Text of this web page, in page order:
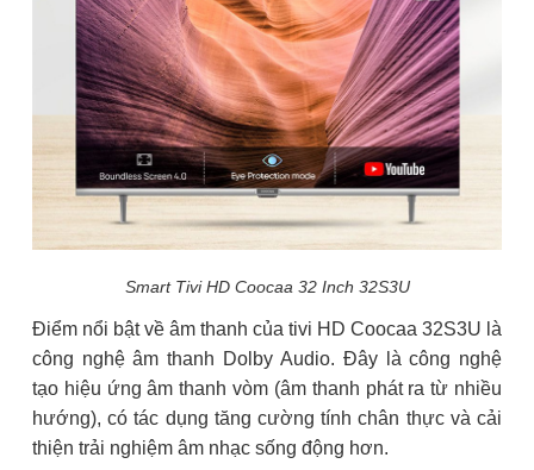
Smart Tivi HD Coocaa 32 Inch 32S3U
Điểm nổi bật về âm thanh của tivi HD Coocaa 32S3U là
công nghệ âm thanh Dolby Audio. Đây là công nghệ
tạo hiệu ứng âm thanh vòm (âm thanh phát ra từ nhiều
hướng), có tác dụng tăng cường tính chân thực và cải
thiện trải nghiệm âm nhạc sống động hơn.